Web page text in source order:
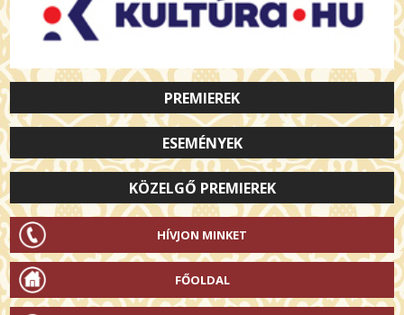
PREMIEREK
ESEMÉNYEK
KÖZELGŐ PREMIEREK
HÍVJON MINKET
FŐOLDAL